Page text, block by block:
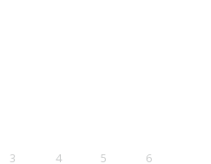
3 4 5 6